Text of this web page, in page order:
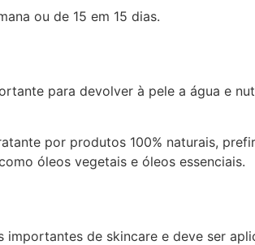
ou de 15 em 15 dias.
para devolver à pele a água e
por produtos 100% naturais,
óleos vegetais e óleos essenciais.
de skincare e deve ser